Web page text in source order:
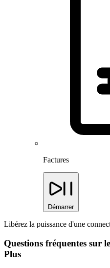
Factures
Démarrer
Libérez la puissance d'une
Questions fréquentes sur
Plus